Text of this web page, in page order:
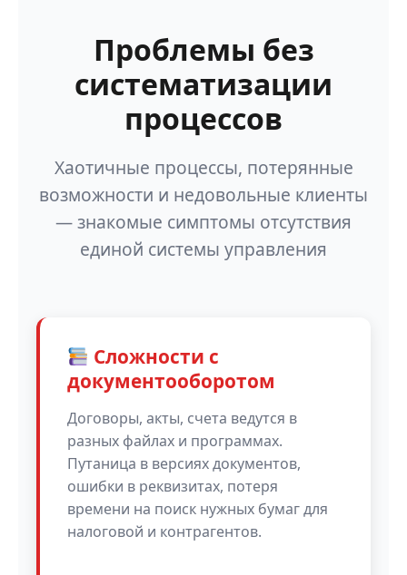
Проблемы без
систематизации
процессов
Хаотичные процессы, потерянные
возможности и недовольные клиенты
— знакомые симптомы отсутствия
единой системы управления
Сложности с
документооборотом
Договоры, акты, счета ведутся в
разных файлах и программах.
Путаница в версиях документов,
ошибки в реквизитах, потеря
времени на поиск нужных бумаг для
налоговой и контрагентов.